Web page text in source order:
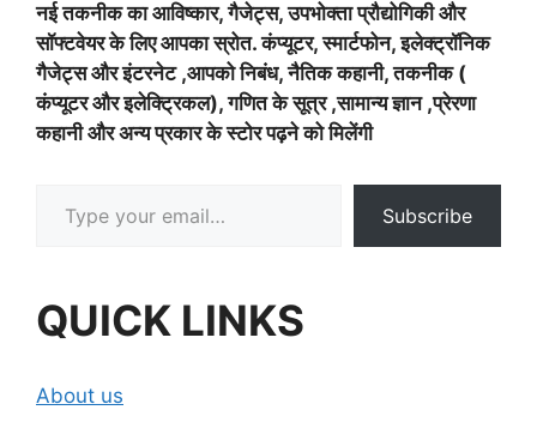
नई तकनीक का आविष्कार, गैजेट्स, उपभोक्ता प्रौद्योगिकी और
सॉफ्टवेयर के लिए आपका स्रोत. कंप्यूटर, स्मार्टफोन, इलेक्ट्रॉनिक
गैजेट्स और इंटरनेट ,आपको निबंध, नैतिक कहानी, तकनीक (
कंप्यूटर और इलेक्ट्रिकल), गणित के सूत्र ,सामान्य ज्ञान ,प्रेरणा
कहानी और अन्य प्रकार के स्टोर पढ़ने को मिलेंगी
Subscribe
QUICK LINKS
About us